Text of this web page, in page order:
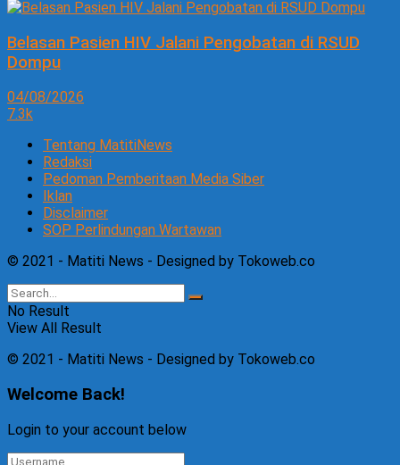
Belasan Pasien HIV Jalani Pengobatan di RSUD
Dompu
04/08/2026
7.3k
Tentang MatitiNews
Redaksi
Pedoman Pemberitaan Media Siber
Iklan
Disclaimer
SOP Perlindungan Wartawan
© 2021 - Matiti News - Designed by Tokoweb.co
No Result
View All Result
© 2021 - Matiti News - Designed by Tokoweb.co
Welcome Back!
Login to your account below